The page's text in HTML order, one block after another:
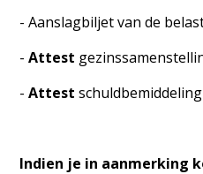
- Aanslagbiljet van de
-Attest
-Attest schuldbemiddeling
Indien je in aanmerking